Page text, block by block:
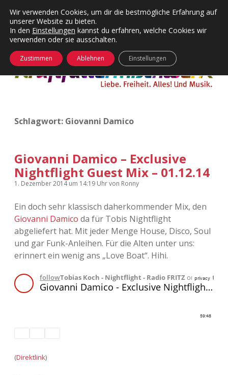
Kategorien
Menü
24 Hours Chilling
Die Wende
KFMW-Disco
Kopfkinomusik
Täglicher Sinnwahn
Visuelles
KFMW-Disco
Dates
Contact
Menü
öffnen
Adventskalender 2010
Adventskalender 2012
Adventskalender 2013
Adventskalender 2015
facebook
instagram
rss soundcloud
vimeoBluesky
öffnen
Schlagwort: Giovanni Damico
Giovanni Damico – Exclusive
Nightflight Guest Mix – 01.12.14
1. Dezember 2014um 14:19 Uhrvon Ronny
Ein doch sehr klassisch daherkommender Mix, den
Giovanni Damico da für Tobis Nightflight
abgeliefert hat. Mit jeder Menge House, Disco, Soul
und gar Funk-Anleihen. Für die Alten unter uns:
erinnert ein wenig ans „Love Boat“. Hihi.
(Direktlink)
Wir verwenden Cookies, um dir die bestmögliche Erfahrung auf
unserer Website zu bieten.
In den Einstellungen kannst du erfahren, welche Cookies wir
verwenden oder sie ausschalten.
Zustimmen Ablehnen Einstellungen